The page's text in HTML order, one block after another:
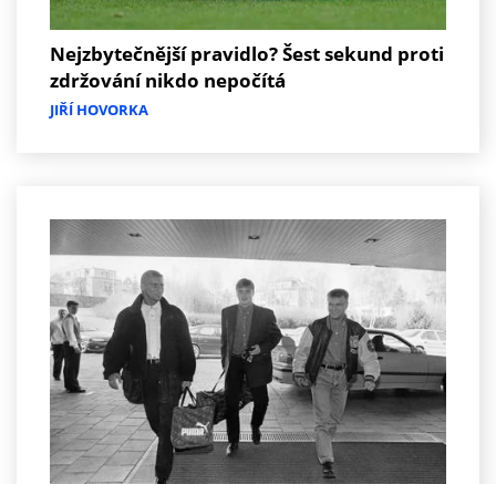
Nejzbytečnější pravidlo? Šest sekund proti
zdržování nikdo nepočítá
JIŘÍ HOVORKA